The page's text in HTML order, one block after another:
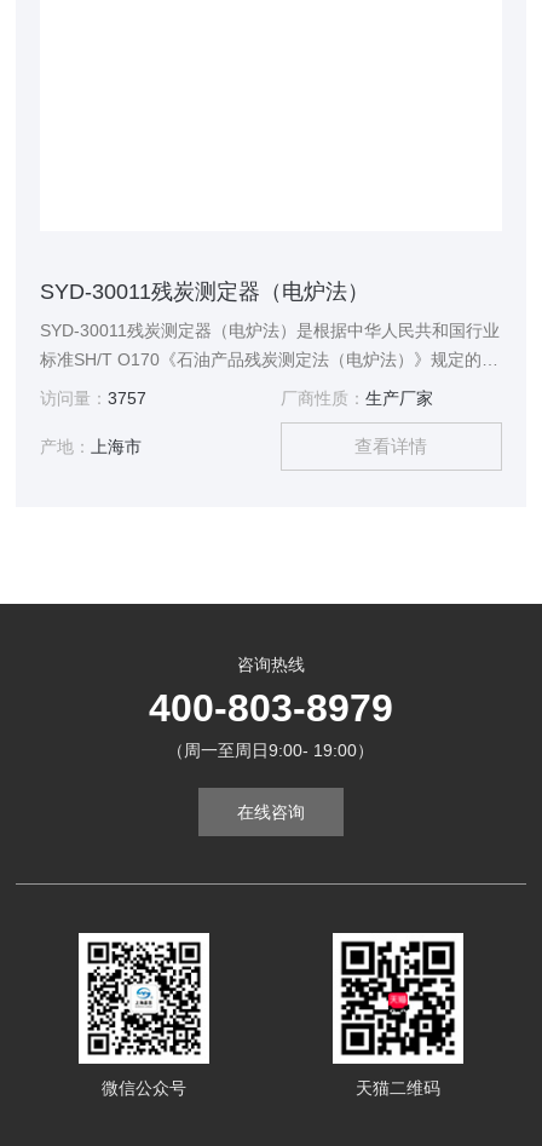
SYD-30011残炭测定器（电炉法）
SYD-30011残炭测定器（电炉法）是根据中华人民共和国行业
标准SH/T O170《石油产品残炭测定法（电炉法）》规定的要
求设计制造的，适用于按SH/T O170标准规定的试验方法测定
访问量：3757 厂商性质： 生产厂家
产地： 上海市 查看详情
咨询热线
400-803-8979
（周一至周日9:00- 19:00）
在线咨询
微信公众号 天猫二维码